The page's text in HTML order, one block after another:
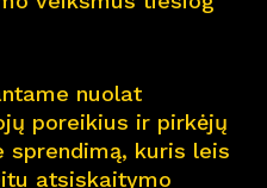
mus
11
nuolat
poreikius ir pirkėjų
kuris leis
atsiskaitymo